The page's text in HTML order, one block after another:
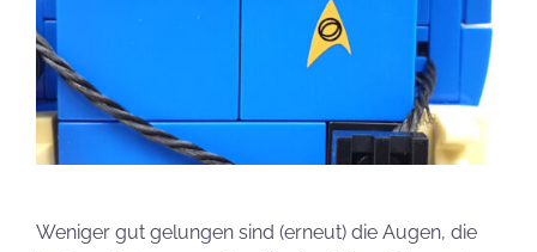
Weniger gut gelungen sind (erneut) die Augen, die